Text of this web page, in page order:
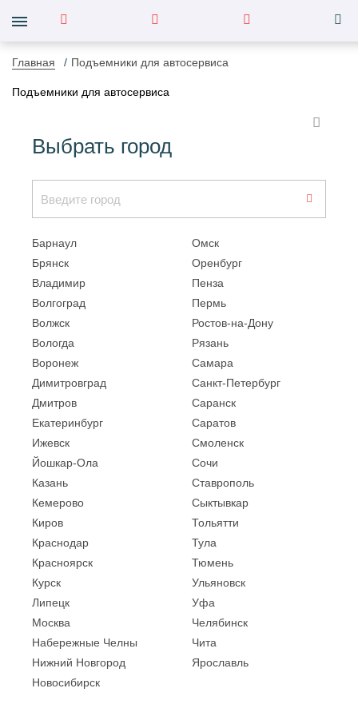
Главная Подъемники для автосервиса
Подъемники для автосервиса
Выбрать город
Барнаул
Брянск
Владимир
Волгоград
Волжск
Вологда
Воронеж
Димитровград
Дмитров
Екатеринбург
Ижевск
Йошкар-Ола
Казань
Кемерово
Киров
Краснодар
Красноярск
Курск
Липецк
Москва
Набережные Челны
Нижний Новгород
Новосибирск
Омск
Оренбург
Пенза
Пермь
Ростов-на-Дону
Рязань
Самара
Санкт-Петербург
Саранск
Саратов
Смоленск
Сочи
Ставрополь
Сыктывкар
Тольятти
Тула
Тюмень
Ульяновск
Уфа
Челябинск
Чита
Ярославль